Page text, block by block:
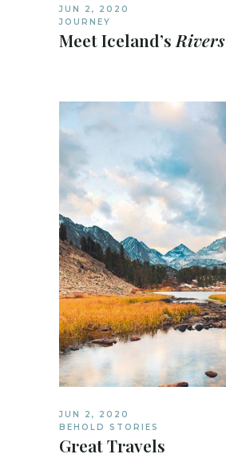
JUN 2, 2020
JOURNEY
Meet Iceland’s Rivers
JUN 2, 2020
BEHOLD STORIES
Great Travels